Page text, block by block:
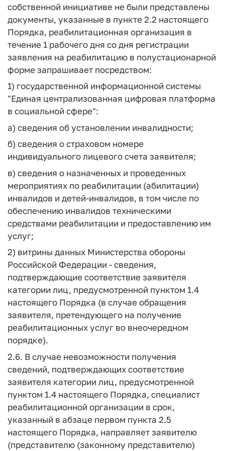
собственной инициативе не были представлены
документы, указанные в пункте 2.2 настоящего
Порядка, реабилитационная организация в
течение 1 рабочего дня со дня регистрации
заявления на реабилитацию в полустационарной
форме запрашивает посредством:
1) государственной информационной системы
"Единая централизованная цифровая платформа
в социальной сфере":
а) сведения об установлении инвалидности;
б) сведения о страховом номере
индивидуального лицевого счета заявителя;
в) сведения о назначенных и проведенных
мероприятиях по реабилитации (абилитации)
инвалидов и детей-инвалидов, в том числе по
обеспечению инвалидов техническими
средствами реабилитации и предоставлению им
услуг;
2) витрины данных Министерства обороны
Российской Федерации - сведения,
подтверждающие соответствие заявителя
категории лиц, предусмотренной пунктом 1.4
настоящего Порядка (в случае обращения
заявителя, претендующего на получение
реабилитационных услуг во внеочередном
порядке).
2.6. В случае невозможности получения
сведений, подтверждающих соответствие
заявителя категории лиц, предусмотренной
пунктом 1.4 настоящего Порядка, специалист
реабилитационной организации в срок,
указанный в абзаце первом пункта 2.5
настоящего Порядка, направляет заявителю
(представителю (законному представителю)